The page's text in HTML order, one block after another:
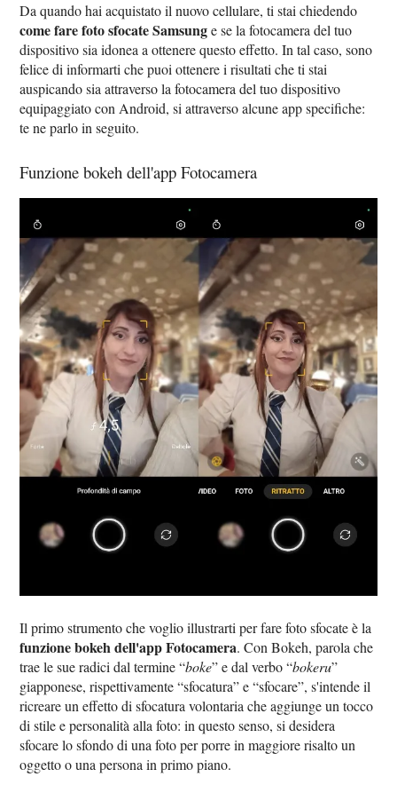
Da quando hai acquistato il nuovo cellulare, ti stai chiedendo
come fare foto sfocate Samsunge se la fotocamera del tuo
dispositivo sia idonea a ottenere questo effetto. In tal caso, sono
felice di informarti che puoi ottenere i risultati che ti stai
auspicando sia attraverso la fotocamera del tuo dispositivo
equipaggiato con Android, si attraverso alcune app specifiche:
te ne parlo in seguito.
Funzione bokeh dell'app Fotocamera
Il primo strumento che voglio illustrarti per fare foto sfocate è la
funzione bokeh dell'app Fotocamera. Con Bokeh, parola che
trae le sue radici dal termine “boke” e dal verbo “bokeru”
giapponese, rispettivamente “sfocatura” e “sfocare”, s'intende il
ricreare un effetto di sfocatura volontaria che aggiunge un tocco
di stile e personalità alla foto: in questo senso, si desidera
sfocare lo sfondo di una foto per porre in maggiore risalto un
oggetto o una persona in primo piano.